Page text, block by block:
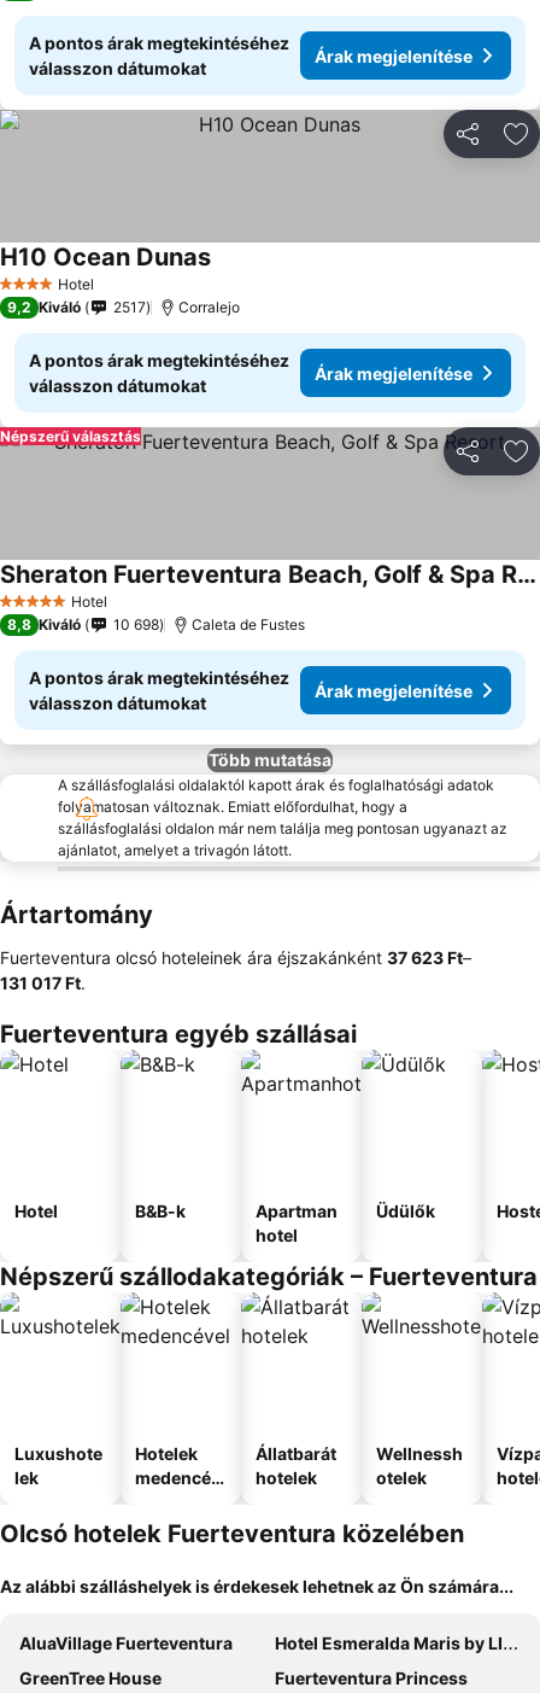
A pontos árak megtekintéséhez
válasszon dátumokat
Árak megjelenítése
4 KategóriaHotel
H10 Ocean Dunas
9,2 Kiváló 2517 Corralejo
A pontos árak megtekintéséhez
válasszon dátumokat
Árak megjelenítése
Népszerű választás
5 KategóriaHotel
Sheraton Fuerteventura Beach, Golf & Spa Resort
8,8 Kiváló 10 698 Caleta de Fustes
A pontos árak megtekintéséhez
válasszon dátumokat
Árak megjelenítése
Több mutatása
A szállásfoglalási oldalaktól kapott árak és foglalhatósági adatok
folyamatosan változnak. Emiatt előfordulhat, hogy a
szállásfoglalási oldalon már nem találja meg pontosan ugyanazt az
ajánlatot, amelyet a trivagón látott.
Ártartomány
Fuerteventura olcsó hoteleinek ára éjszakánként ‎37 623 Ft–
131 017 Ft.
Fuerteventura egyéb szállásai
Hotel B&B-k
Apartman
hotel
Üdülők
Népszerű szállodakategóriák – Fuerteventura
Luxushote
lek
Hotelek
medencév
Állatbarát
hotelek
Wellnessh
otelek
Olcsó hotelek Fuerteventura közelében
Az alábbi szálláshelyek is érdekesek lehetnek az Ön számára...
AluaVillage Fuerteventura
Hotel Esmeralda Maris by LIVVO
GreenTree House
Fuerteventura Princess